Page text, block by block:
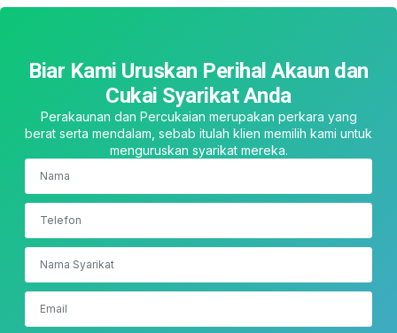
Biar Kami Uruskan Perihal Akaun dan
Cukai Syarikat Anda
Perakaunan dan Percukaian merupakan perkara yang
berat serta mendalam, sebab itulah klien memilih kami untuk
menguruskan syarikat mereka.